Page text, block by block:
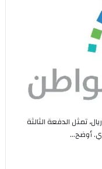
المواطن ” اليوم 2.2 مليار ريال، تمثل الدفعة الثالثة
أوضح…